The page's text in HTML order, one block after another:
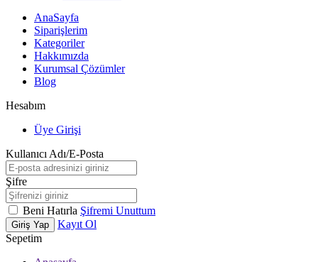
AnaSayfa
Siparişlerim
Kategoriler
Hakkımızda
Kurumsal Çözümler
Blog
Hesabım
Üye Girişi
Kullanıcı Adı/E-Posta
Şifre
Beni Hatırla Şifremi Unuttum
Giriş Yap
Kayıt Ol
Sepetim